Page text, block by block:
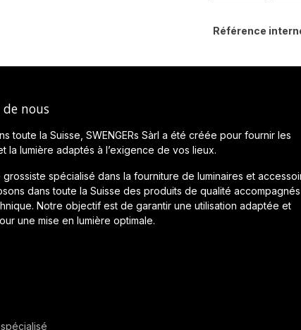
Référence
nous
toute la Suisse, SWENGERs Sàrl a été créée pour fournir les
la lumière adaptés à l’exigence de vos lieux.
grossiste spécialisé dans la fourniture de luminaires et
dans toute la Suisse des produits de qualité accompagnés
Notre objectif est de garantir une utilisation adaptée et
une mise en lumière optimale.